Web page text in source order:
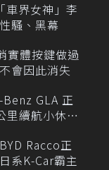
車界女神」李
騷、黑幕
實體按鍵做過
會因此消失
GLA 正
里續航小休
Racco正
系K-Car霸主